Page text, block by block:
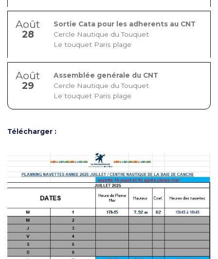
Août
28
Sortie Cata pour les adherents au CNT
Cercle Nautique du Touquet
Le touquet Paris plage
Août
29
Assemblée genérale du CNT
Cercle Nautique du Touquet
Le touquet Paris plage
Télécharger :